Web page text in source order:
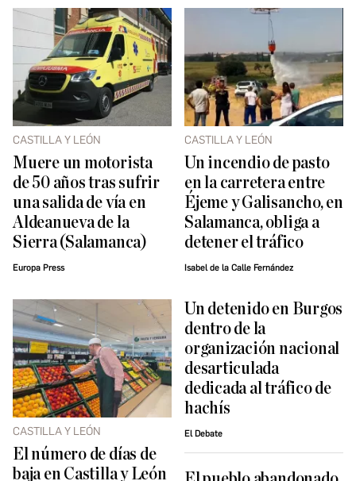
CASTILLA Y LEÓN
Muere un motorista
de 50 años tras sufrir
una salida de vía en
Aldeanueva de la
Sierra (Salamanca)
Europa Press
CASTILLA Y LEÓN
Un incendio de pasto
en la carretera entre
Éjeme y Galisancho, en
Salamanca, obliga a
detener el tráfico
Isabel de la Calle Fernández
CASTILLA Y LEÓN
El número de días de
baja en Castilla y León
​Un detenido en Burgos
dentro de la
organización nacional
desarticulada
dedicada al tráfico de
hachís
El Debate